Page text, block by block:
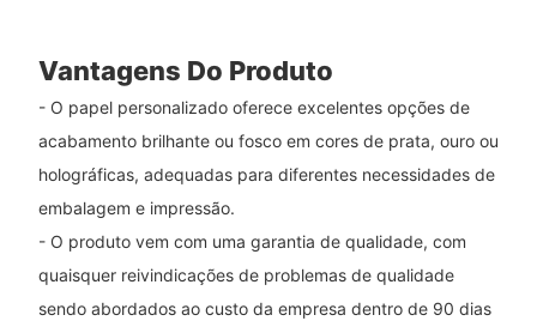
Vantagens Do Produto
- O papel personalizado oferece excelentes opções de
acabamento brilhante ou fosco em cores de prata, ouro ou
holográficas, adequadas para diferentes necessidades de
embalagem e impressão.
- O produto vem com uma garantia de qualidade, com
quaisquer reivindicações de problemas de qualidade
sendo abordados ao custo da empresa dentro de 90 dias